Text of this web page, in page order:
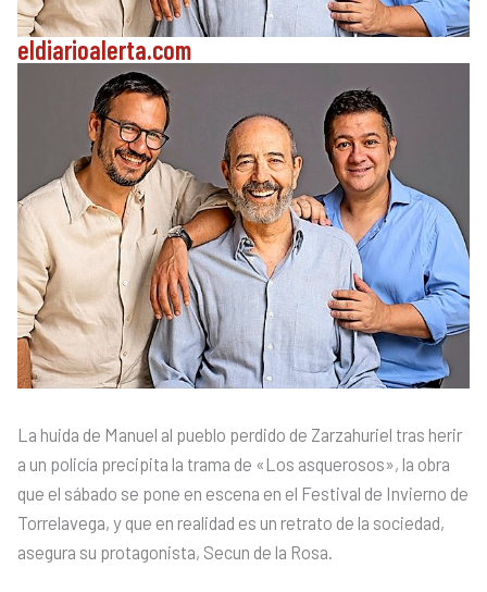
eldiarioalerta.com
La huida de Manuel al pueblo perdido de Zarzahuriel tras herir
a un policía precipita la trama de «Los asquerosos», la obra
que el sábado se pone en escena en el Festival de Invierno de
Torrelavega, y que en realidad es un retrato de la sociedad,
asegura su protagonista, Secun de la Rosa.